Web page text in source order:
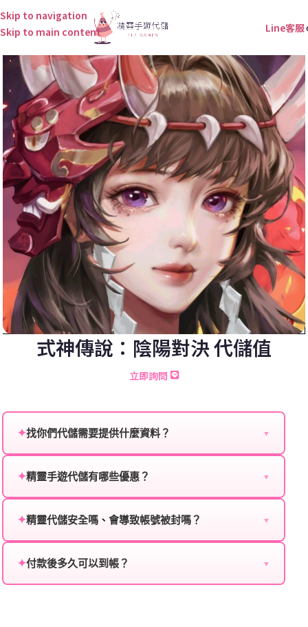
Skip to navigation
Skip to main content
Line客服
式神傳說：陰陽對決 代儲值
立即詢問
✦找你們代儲需要提供什麼資料？ ▼
服：
✦精靈手遊代儲有哪些優惠？ ▼
贈送、大額儲值優惠及節日限定活動，儲值最低6折
✦精靈代儲安全嗎、會導致帳號被封嗎？ ▼
單，不使用外掛程式、非法點數或異常儲值管道。您獲
✦付款後多久可以到帳？ ▼